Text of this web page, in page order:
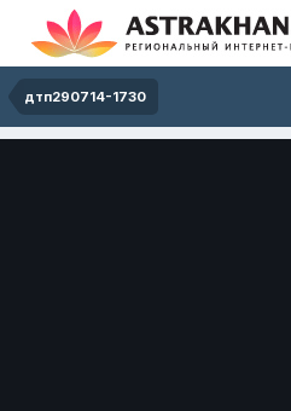
дтп290714-1730